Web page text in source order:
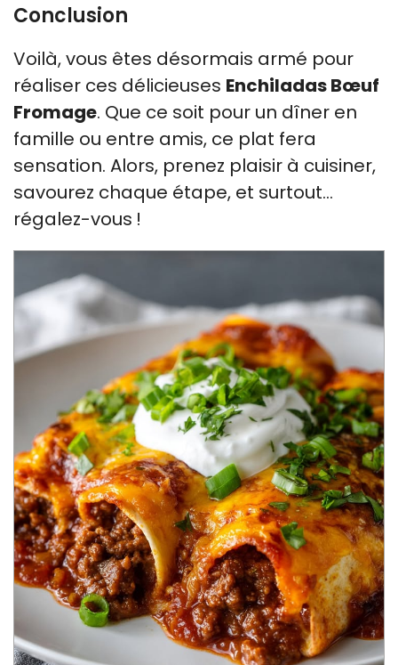
Conclusion
Voilà, vous êtes désormais armé pour
réaliser ces délicieuses Enchiladas Bœuf
Fromage. Que ce soit pour un dîner en
famille ou entre amis, ce plat fera
sensation. Alors, prenez plaisir à cuisiner,
savourez chaque étape, et surtout…
régalez-vous !